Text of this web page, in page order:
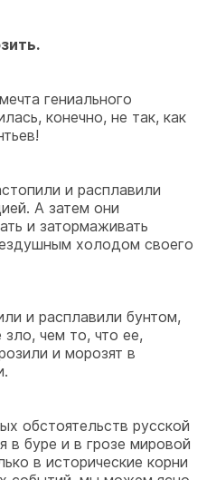
гениального
конечно, не так, как
и расплавили
А затем они
и затормаживать
холодом своего
и расплавили бунтом,
чем то, что ее,
и морозят в
обстоятельств русской
буре и в грозе мировой
в исторические корни